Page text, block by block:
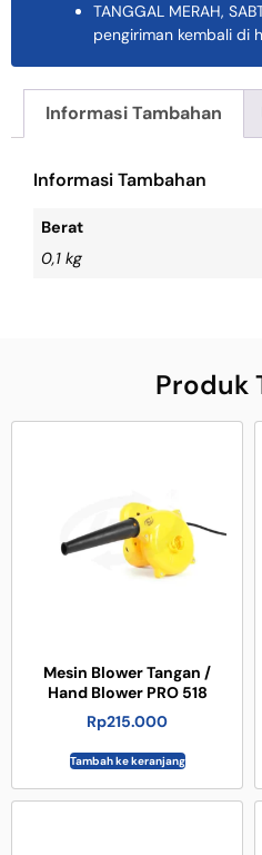
TANGGAL MERAH,
pengiriman kembali di
Informasi Tambahan
Informasi Tambahan
Berat
0,1 kg
Produk
Mesin Blower Tangan /
Hand Blower PRO 518
Rp215.000
Tambah ke keranjang